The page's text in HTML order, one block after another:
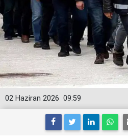
09:59
02 Haziran 2026